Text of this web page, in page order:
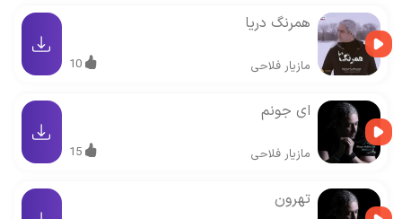
همرنگ دریا
مازیار فلاحی 10
ای جونم
مازیار فلاحی 15
تهرون